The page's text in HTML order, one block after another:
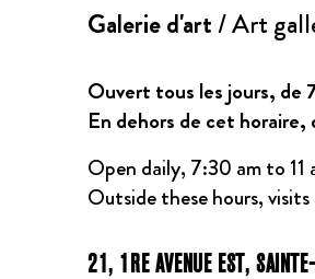
Galerie d'art/ Art
Ouvert tous les jours, de
En dehors de cet
Open daily, 7:30 am to
Outside these hours,
21, 1RE AVENUE EST,